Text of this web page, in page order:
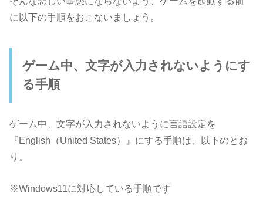
に以下の手順をおこないましょう。
ゲーム中、文字が入力されないようにす
る手順
ゲーム中、文字が入力されないように言語設定を
『English（United States）』にする手順は、以下のとお
り。
※Windows11に対応している手順です